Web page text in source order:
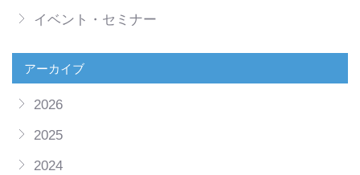
イベント・セミナー
アーカイブ
2026
2025
2024